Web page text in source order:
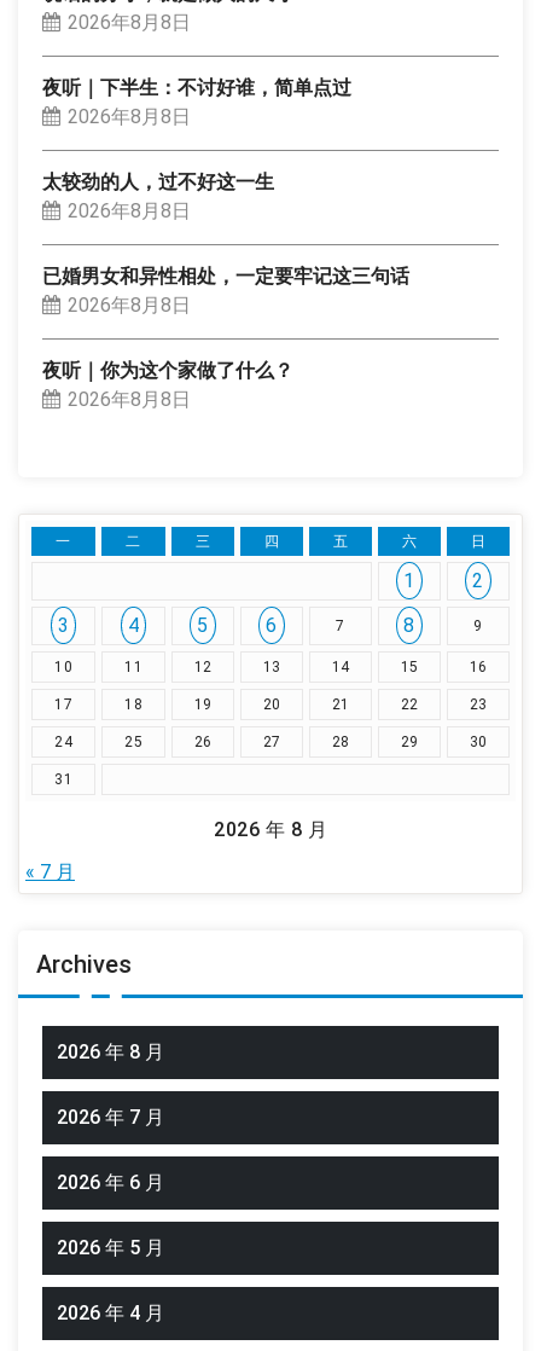
2026年8月8日
夜听｜下半生：不讨好谁，简单点过
2026年8月8日
太较劲的人，过不好这一生
2026年8月8日
已婚男女和异性相处，一定要牢记这三句话
2026年8月8日
夜听｜你为这个家做了什么？
2026年8月8日
2026 年 8 月
一 二 三 四 五 六 日
1
2
3
4 5 6 7 8 9
10 11 12 13 14 15 16
17 18 19 20 21 22 23
24 25 26 27 28 29 30
31
« 7 月
Archives
2026 年 8 月
2026 年 7 月
2026 年 6 月
2026 年 5 月
2026 年 4 月